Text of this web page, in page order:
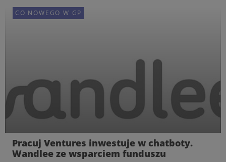
EKSPERCI
CO NOWEGO W GP
Pracuj Ventures inwestuje w chatboty.
Wandlee ze wsparciem funduszu